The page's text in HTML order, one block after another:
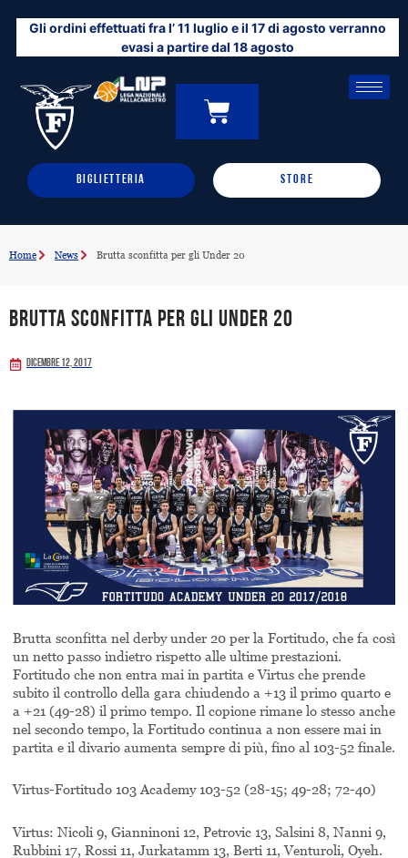
contenuto
Gli ordini effettuati fra l’ 11 luglio e il 17 di agosto verranno
evasi a partire dal 18 agosto
0
CARRELLO
BIGLIETTERIA STORE
Home News Brutta sconfitta per gli Under 20
Brutta sconfitta per gli Under 20
Dicembre 12, 2017
Brutta sconfitta nel derby under 20 per la Fortitudo, che fa così
un netto passo indietro rispetto alle ultime prestazioni.
Fortitudo che non entra mai in partita e Virtus che prende
subito il controllo della gara chiudendo a +13 il primo quarto e
a +21 (49-28) il primo tempo. Il copione rimane lo stesso anche
nel secondo tempo, la Fortitudo continua a non essere mai in
partita e il divario aumenta sempre di più, fino al 103-52 finale.
Virtus-Fortitudo 103 Academy 103-52 (28-15; 49-28; 72-40)
Virtus: Nicoli 9, Gianninoni 12, Petrovic 13, Salsini 8, Nanni 9,
Rubbini 17, Rossi 11, Jurkatamm 13, Berti 11, Venturoli, Oyeh.